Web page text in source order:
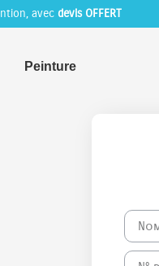
avec devis OFFERT
Peinture